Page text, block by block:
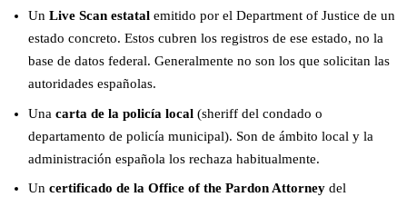
Un Live Scan estatalemitido por el Department of Justice de un
estado concreto. Estos cubren los registros de ese estado, no la
base de datos federal. Generalmente no son los que solicitan las
autoridades españolas.
Una carta de la policía local(sheriff del condado o
departamento de policía municipal). Son de ámbito local y la
administración española los rechaza habitualmente.
Un certificado de la Office of the Pardon Attorneydel